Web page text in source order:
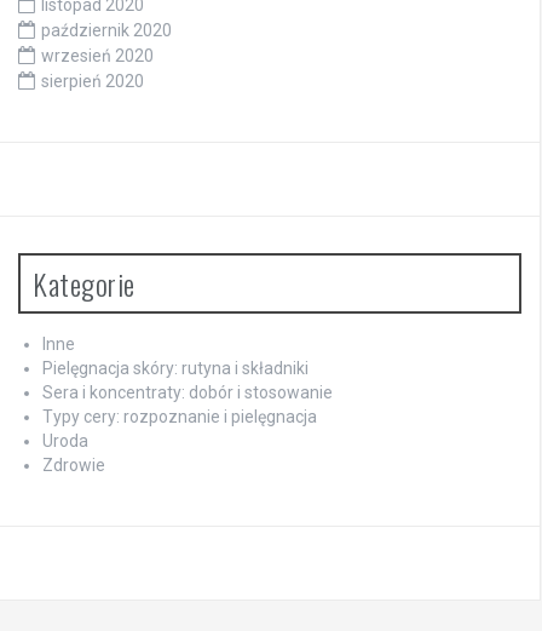
listopad 2020
październik 2020
wrzesień 2020
sierpień 2020
Kategorie
Inne
Pielęgnacja skóry: rutyna i składniki
Sera i koncentraty: dobór i stosowanie
Typy cery: rozpoznanie i pielęgnacja
Uroda
Zdrowie